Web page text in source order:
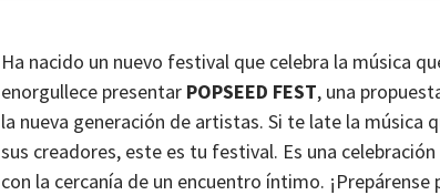
Ha nacido un nuevo festival que celebra la música
enorgullece presentar POPSEED FEST, una
la nueva generación de artistas. Si te late la música
sus creadores, este es tu festival. Es una
con la cercanía de un encuentro íntimo.